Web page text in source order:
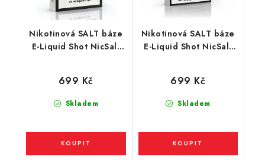
Nikotinová SALT báze
E-Liquid Shot NicSalt
Skladem
699 Kč
Nikotinová SALT báze
E-Liquid Shot NicSalt
Skladem
699 Kč